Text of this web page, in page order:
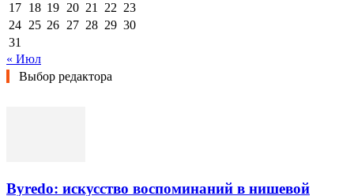
17 18 19 20 21 22 23
24 25 26 27 28 29 30
31
« Июл
Выбор редактора
Byredo: искусство воспоминаний в нишевой